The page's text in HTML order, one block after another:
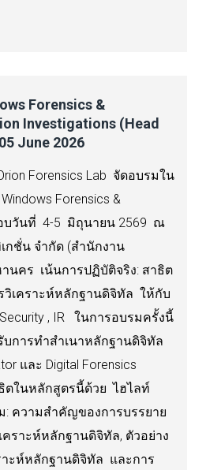
Forensics &
Investigations (Head
June 2026
Forensics Lab จัดอบรมใน
Forensics &
อบวันที่ 4-5 มิถุนายน 2569 ณ
กชั่น จำกัด (สำนักงาน
นคร เน้นการปฏิบัติจริง: สาธิต
วิเคราะห์หลักฐานดิจิทัล ให้กับ
, IR ในการอบรมครั้งนี้
บการทำสำเนาหลักฐานดิจิทัล
และ Digital Forensics
ตในหลักสูตรนี้ด้วย ไฮไลท์
: ความสำคัญของการบรรยาย
คราะห์หลักฐานดิจิทัล, ตัวอย่าง
าะห์หลักฐานดิจิทัล และการ